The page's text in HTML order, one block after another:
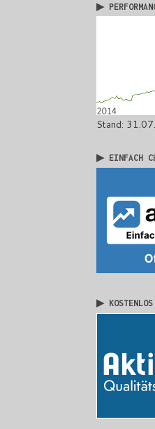
▶
Stand:
▶ EINFACH
▶